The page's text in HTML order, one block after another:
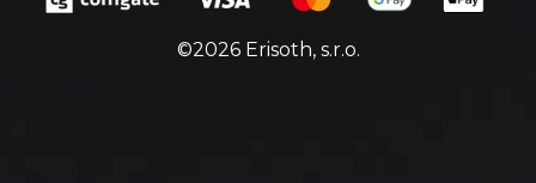
©2026 Erisoth, s.r.o.